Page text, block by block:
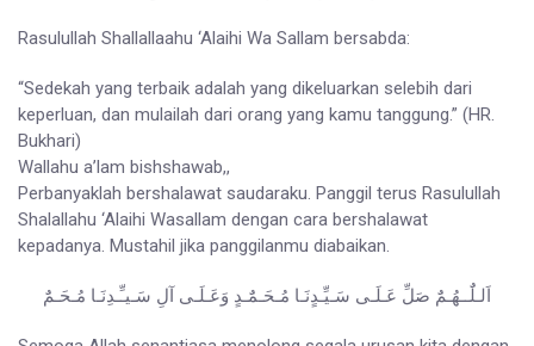
Rasulullah Shallallaahu ‘Alaihi Wa Sallam bersabda:
“Sedekah yang terbaik adalah yang dikeluarkan selebih dari
keperluan, dan mulailah dari orang yang kamu tanggung.” (HR.
Bukhari)
Wallahu a’lam bishshawab,,
Perbanyaklah bershalawat saudaraku. Panggil terus Rasulullah
Shalallahu ‘Alaihi Wasallam dengan cara bershalawat
kepadanya. Mustahil jika panggilanmu diabaikan.
اَلـلٌَــهُـمٌَ صَلِّ عَـلَـى سَـيِّـدٍنَـا مُـحَـمٌَـدٍ وَعَـلَـى آلِ سَـيـِّـدِنَـا مُـحَـمٌَ